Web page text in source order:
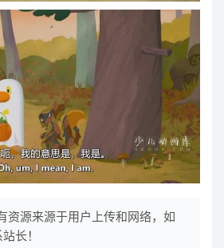
资源来源于用户上传和网络，如
长！